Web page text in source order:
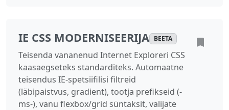
IE CSS MODERNISEERIJA BEETA
Teisenda vananenud Internet Exploreri CSS
kaasaegseteks standarditeks. Automaatne
teisendus IE-spetsiifilisi filtreid
(läbipaistvus, gradient), tootja prefikseid (-
ms-), vanu flexbox/grid süntaksit, valijate